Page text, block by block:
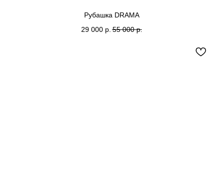
Рубашка DRAMA
29 000 р. 55 000 р.